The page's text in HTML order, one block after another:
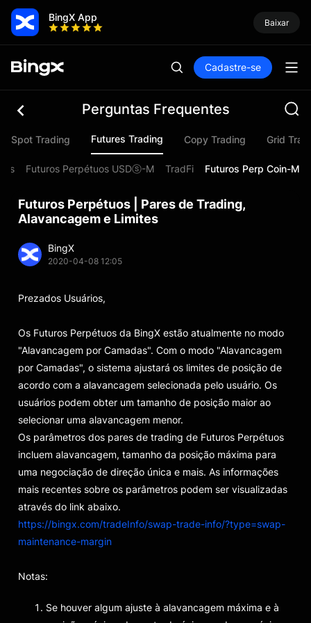
BingX App Baixar
Cadastre-se
Perguntas Frequentes
Spot Trading Futures Trading Copy Trading Grid
Futuros Perpétuos USDⓢ-M TradFi Futuros Perp Coin-M
Futuros Perpétuos | Pares de Trading,
Alavancagem e Limites
BingX
2020-04-08 12:05
Prezados Usuários,
Os Futuros Perpétuos da BingX estão atualmente no modo
"Alavancagem por Camadas". Com o modo "Alavancagem
por Camadas", o sistema ajustará os limites de posição de
acordo com a alavancagem selecionada pelo usuário. Os
usuários podem obter um tamanho de posição maior ao
selecionar uma alavancagem menor.
Os parâmetros dos pares de trading de Futuros Perpétuos
incluem alavancagem, tamanho da posição máxima para
uma negociação de direção única e mais. As informações
mais recentes sobre os parâmetros podem ser visualizadas
através do link abaixo.
https://bingx.com/tradeInfo/swap-trade-info/?type=swap-
maintenance-margin
Notas:
Se houver algum ajuste à alavancagem máxima e à